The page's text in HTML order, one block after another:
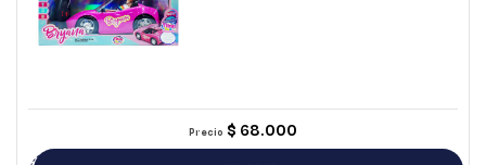
Precio $ 68.000